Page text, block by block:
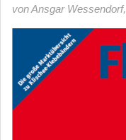
von Ansgar Wessendorf,